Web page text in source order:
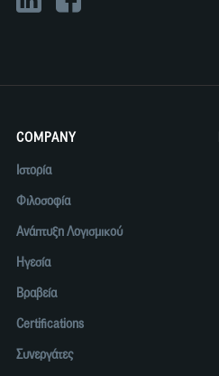
COMPANY
Ιστορία
Φιλοσοφία
Ανάπτυξη Λογισμικού
Ηγεσία
Βραβεία
Certifications
Συνεργάτες